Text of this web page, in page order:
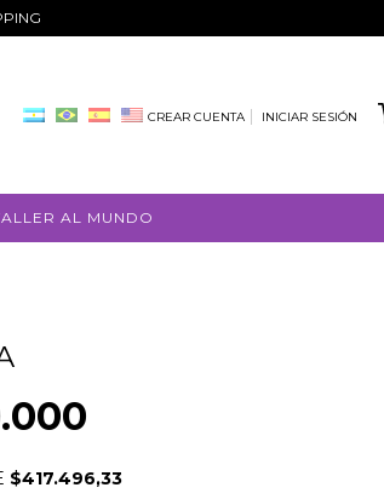
CREAR CUENTA INICIAR SESIÓN
AL MUNDO
$417.496,33